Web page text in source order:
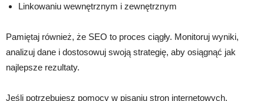
Linkowaniu wewnętrznym i zewnętrznym
Pamiętaj również, że SEO to proces ciągły. Monitoruj wyniki,
analizuj dane i dostosowuj swoją strategię, aby osiągnąć jak
najlepsze rezultaty.
Jeśli potrzebujesz pomocy w pisaniu stron internetowych,